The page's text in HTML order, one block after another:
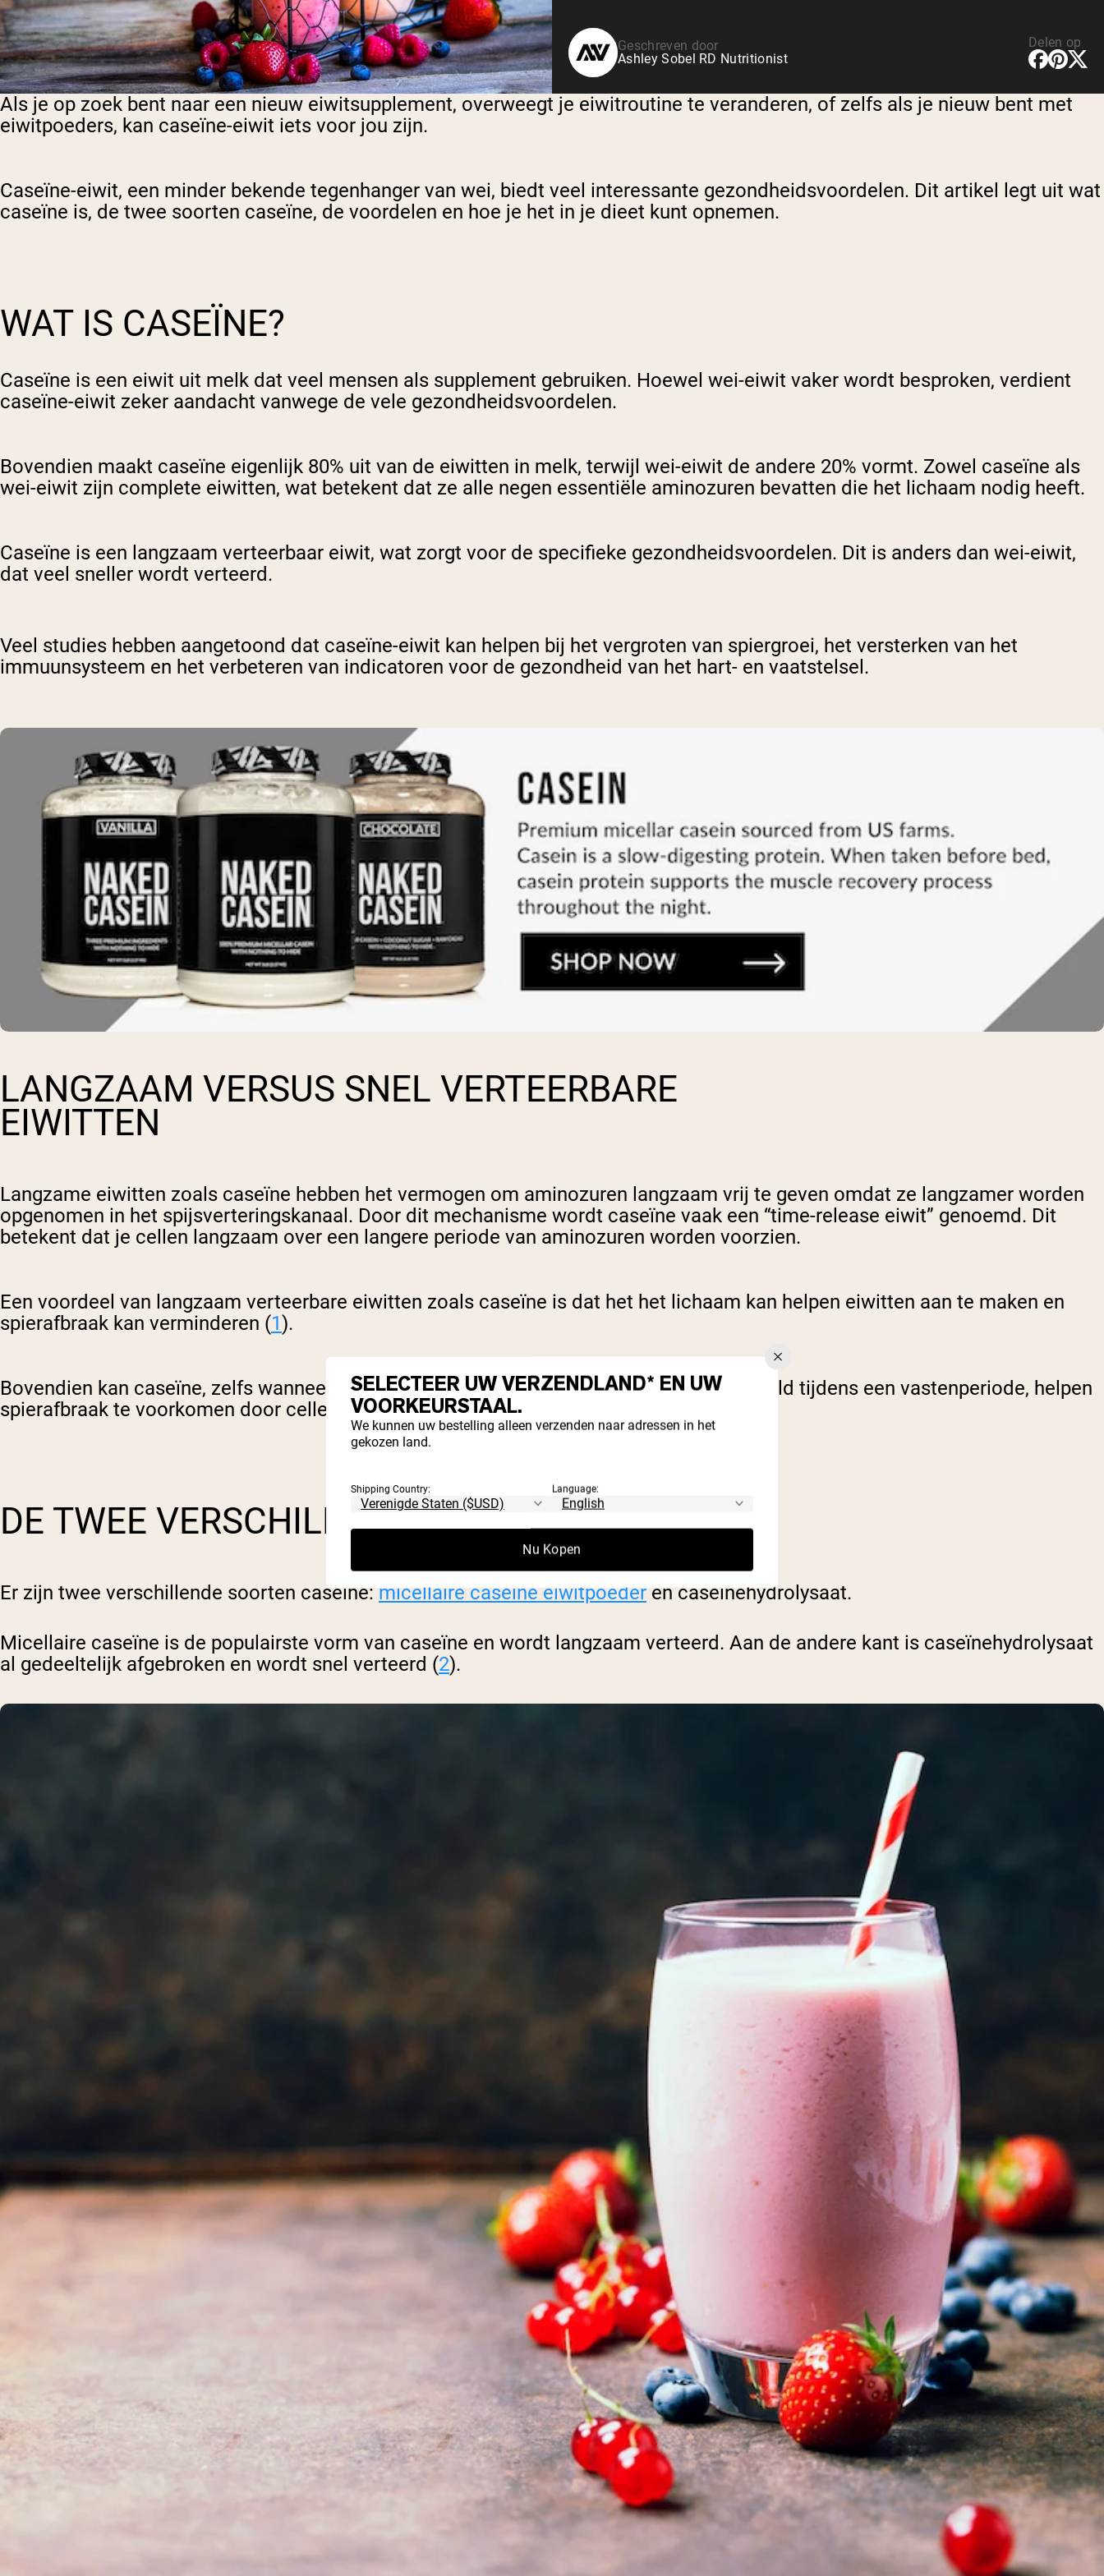
Geschreven door
Ashley Sobel RD Nutritionist
Delen op
Als je op zoek bent naar een nieuw eiwitsupplement, overweegt je eiwitroutine te veranderen, of zelfs als je nieuw bent met
eiwitpoeders, kan caseïne-eiwit iets voor jou zijn.
Caseïne-eiwit, een minder bekende tegenhanger van wei, biedt veel interessante gezondheidsvoordelen. Dit artikel legt uit wat
caseïne is, de twee soorten caseïne, de voordelen en hoe je het in je dieet kunt opnemen.
WAT IS CASEÏNE?
Caseïne is een eiwit uit melk dat veel mensen als supplement gebruiken. Hoewel wei-eiwit vaker wordt besproken, verdient
caseïne-eiwit zeker aandacht vanwege de vele gezondheidsvoordelen.
Bovendien maakt caseïne eigenlijk 80% uit van de eiwitten in melk, terwijl wei-eiwit de andere 20% vormt. Zowel caseïne als
wei-eiwit zijn complete eiwitten, wat betekent dat ze alle negen essentiële aminozuren bevatten die het lichaam nodig heeft.
Caseïne is een langzaam verteerbaar eiwit, wat zorgt voor de specifieke gezondheidsvoordelen. Dit is anders dan wei-eiwit,
dat veel sneller wordt verteerd.
Veel studies hebben aangetoond dat caseïne-eiwit kan helpen bij het vergroten van spiergroei, het versterken van het
immuunsysteem en het verbeteren van indicatoren voor de gezondheid van het hart- en vaatstelsel.
LANGZAAM VERSUS SNEL VERTEERBARE
EIWITTEN
Langzame eiwitten zoals caseïne hebben het vermogen om aminozuren langzaam vrij te geven omdat ze langzamer worden
opgenomen in het spijsverteringskanaal. Door dit mechanisme wordt caseïne vaak een “time-release eiwit” genoemd. Dit
betekent dat je cellen langzaam over een langere periode van aminozuren worden voorzien.
Een voordeel van langzaam verteerbare eiwitten zoals caseïne is dat het het lichaam kan helpen eiwitten aan te maken en
spierafbraak kan verminderen (1).
Bovendien kan caseïne, zelfs wanneer het lichaam spieren begint af te breken, bijvoorbeeld tijdens een vastenperiode, helpen
spierafbraak te voorkomen door cellen te helpen eiwitten te synthetiseren.
DE TWEE VERSCHILLENDE SOORTEN CASEÏNE
Er zijn twee verschillende soorten caseïne:micellaire caseïne eiwitpoederen caseïnehydrolysaat.
Micellaire caseïne is de populairste vorm van caseïne en wordt langzaam verteerd. Aan de andere kant is caseïnehydrolysaat
al gedeeltelijk afgebroken en wordt snel verteerd (2).
SELECTEER UW VERZENDLAND* EN UW
VOORKEURSTAAL.
We kunnen uw bestelling alleen verzenden naar adressen in het
gekozen land.
Shipping Country: Language:
Nu Kopen